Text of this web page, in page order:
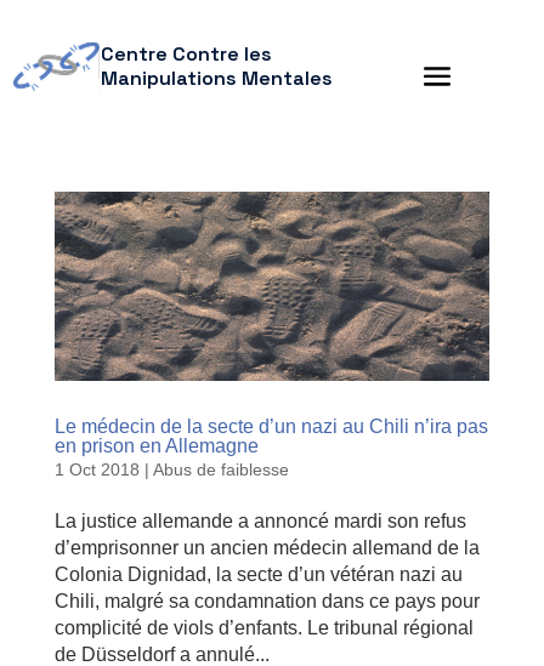
Centre Contre les
Manipulations Mentales
Le médecin de la secte d’un nazi au Chili n’ira pas
en prison en Allemagne
1 Oct 2018 | Abus de faiblesse
La justice allemande a annoncé mardi son refus
d’emprisonner un ancien médecin allemand de la
Colonia Dignidad, la secte d’un vétéran nazi au
Chili, malgré sa condamnation dans ce pays pour
complicité de viols d’enfants. Le tribunal régional
de Düsseldorf a annulé...